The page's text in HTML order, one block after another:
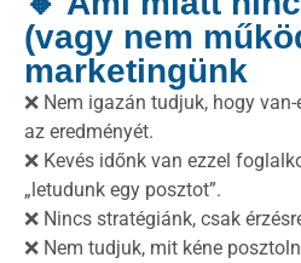
(vagy nem
marketingünk
❌ Nem igazán tudjuk, hogy
az eredményét.
❌ Kevés időnk van ezzel
„letudunk egy posztot”.
❌ Nincs stratégiánk, csak
❌ Nem tudjuk, mit kéne